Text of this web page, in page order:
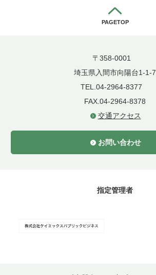
PAGETOP
〒358-0001
埼玉県入間市向陽台1-1-7
TEL.04-2964-8377
FAX.04-2964-8378
交通アクセス
お問い合わせ
指定管理者